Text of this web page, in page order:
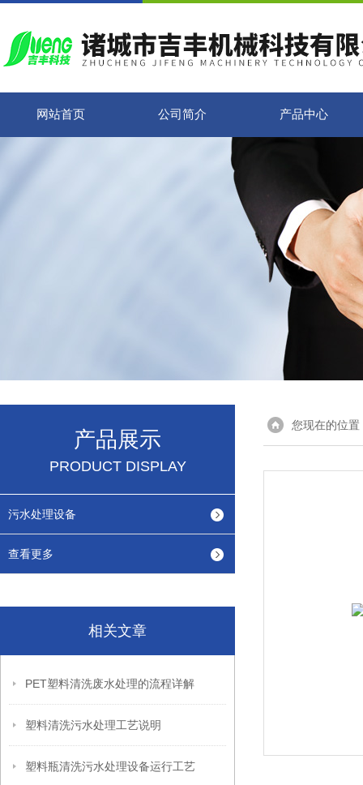
网站首页 公司简介 产品中心
产品展示
PRODUCT DISPLAY
污水处理设备
查看更多
相关文章
PET塑料清洗废水处理的流程详解
塑料清洗污水处理工艺说明
塑料瓶清洗污水处理设备运行工艺
您现在的位置